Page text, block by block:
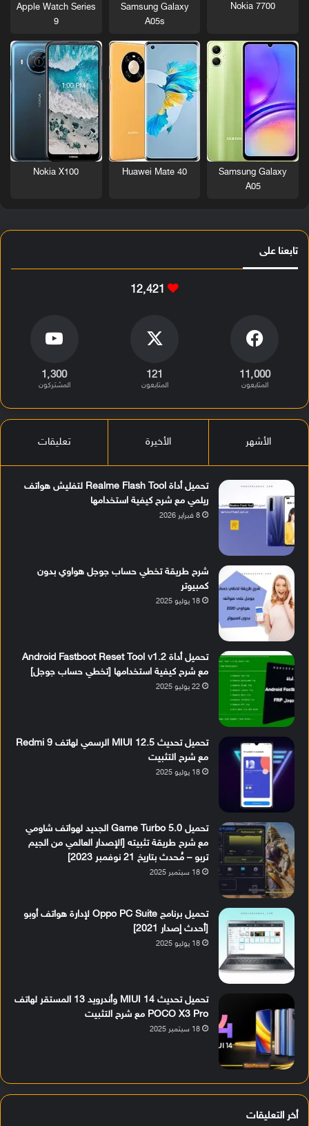
Nokia 7700
Samsung Galaxy
A05s
Apple Watch Series
9
Samsung Galaxy
A05
Huawei Mate 40
Nokia X100
تابعنا على
12٬421
11٬000
المتابعون
121
المتابعون
1٬300
المشتركون
الأشهر الأخيرة تعليقات
تحميل أداة Realme Flash Tool لتفليش هواتف
ريلمي مع شرح كيفية استخدامها
8 فبراير 2026
شرح طريقة تخطي حساب جوجل هواوي بدون
كمبيوتر
18 يوليو 2025
تحميل أداة Android Fastboot Reset Tool v1.2
مع شرح كيفية استخدامها [تخطي حساب جوجل]
22 يوليو 2025
تحميل تحديث MIUI 12.5 الرسمي لهاتف Redmi 9
مع شرح التثبيت
18 يوليو 2025
تحميل Game Turbo 5.0 الجديد لهواتف شاومي
مع شرح طريقة تثبيته [الإصدار العالمي من الجيم
تربو – مُحدث بتاريخ 21 نوفمبر 2023]
18 سبتمبر 2025
تحميل برنامج Oppo PC Suite لإدارة هواتف أوبو
[أحدث إصدار 2021]
18 يوليو 2025
تحميل تحديث MIUI 14 وأندرويد 13 المستقر لهاتف
POCO X3 Pro مع شرح التثبيت
18 سبتمبر 2025
أخر التعليقات